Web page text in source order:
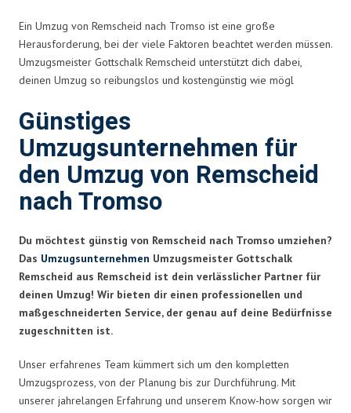
Ein Umzug von Remscheid nach Tromso ist eine große
Herausforderung, bei der viele Faktoren beachtet werden müssen.
Umzugsmeister Gottschalk Remscheid unterstützt dich dabei,
deinen Umzug so reibungslos und kostengünstig wie mögl
Günstiges
Umzugsunternehmen für
den Umzug von Remscheid
nach Tromso
Du möchtest günstig von Remscheid nach Tromso umziehen?
Das Umzugsunternehmen Umzugsmeister Gottschalk
Remscheid aus Remscheid ist dein verlässlicher Partner für
deinen Umzug! Wir bieten dir einen professionellen und
maßgeschneiderten Service, der genau auf deine Bedürfnisse
zugeschnitten ist.
Unser erfahrenes Team kümmert sich um den kompletten
Umzugsprozess, von der Planung bis zur Durchführung. Mit
unserer jahrelangen Erfahrung und unserem Know-how sorgen wir